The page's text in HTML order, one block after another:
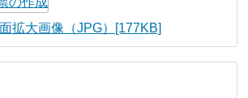
拡大画像（JPG）[177KB]